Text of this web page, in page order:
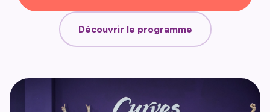
Découvrir le programme